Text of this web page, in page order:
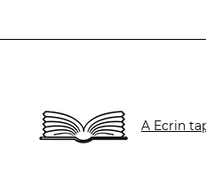
A Ecrin